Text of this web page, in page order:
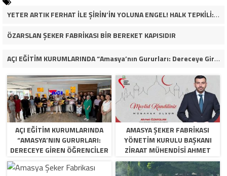
YETER ARTIK FERHAT İLE ŞİRİN’İN YOLUNA ENGEL! HALK TEPKİLİ: “YOLU KAPATMAK ÇÖZÜM DEĞİL, GÖREVİNİ YAP!”
ÖZARSLAN ŞEKER FABRİKASI BİR BEREKET KAPISIDIR
AÇI EĞİTİM KURUMLARINDA “Amasya’nın Gururları: Dereceye Giren Öğrenciler İçin Anlamlı Tören”
AÇI EĞİTİM KURUMLARINDA
“AMASYA’NIN GURURLARI:
DERECEYE GIREN ÖĞRENCILER
AMASYA ŞEKER FABRIKASI
YÖNETIM KURULU BAŞKANI
ZIRAAT MÜHENDISI AHMET
ÖZARSLAN’IN MEVLID KANDILI
MESAJI